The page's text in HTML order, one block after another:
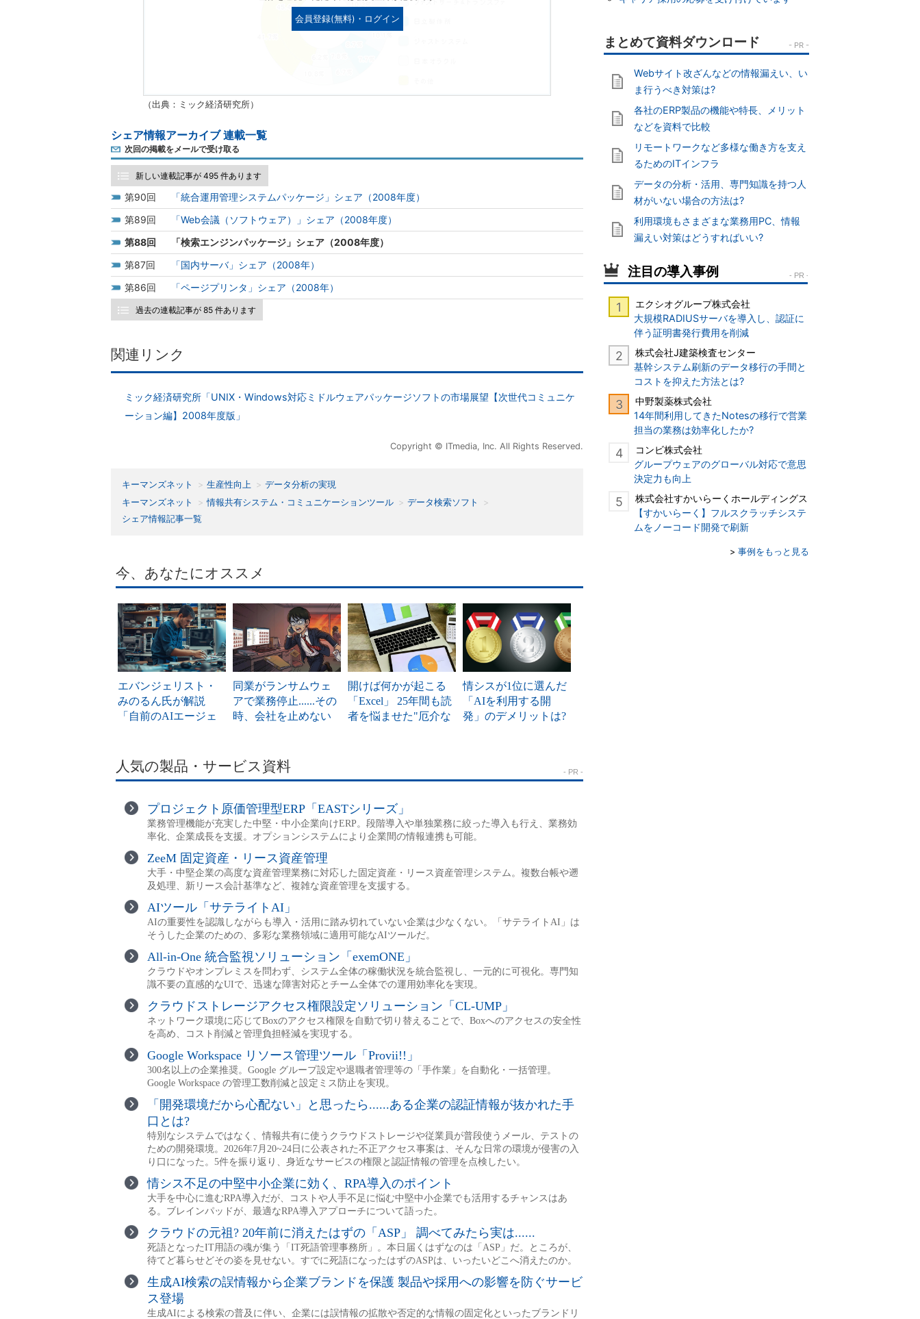
会員登録(無料)・ログイン
（出典：ミック経済研究所）
シェア情報アーカイブ 連載一覧
次回の掲載をメールで受け取る
新しい連載記事が 495 件あります
90
「統合運用管理システムパッケージ」シェア（2008年度）
89
「Web会議（ソフトウェア）」シェア（2008年度）
88
「検索エンジンパッケージ」シェア（2008年度）
87
「国内サーバ」シェア（2008年）
86
「ページプリンタ」シェア（2008年）
過去の連載記事が 85 件あります
関連リンク
ミック経済研究所「UNIX・Windows対応ミドルウェアパッケージソフトの市場展望【次世代コミュニケ
ーション編】2008年度版」
Copyright © ITmedia, Inc. All Rights Reserved.
キーマンズネット 生産性向上
データ分析の実現
キーマンズネット
情報共有システム・コミュニケーションツール
データ検索ソフト
シェア情報記事一覧
Webサイト改ざんなどの情報漏えい、い
ま行うべき対策は?
各社のERP製品の機能や特長、メリット
などを資料で比較
リモートワークなど多様な働き方を支え
るためのITインフラ
データの分析・活用、専門知識を持つ人
材がいない場合の方法は?
利用環境もさまざまな業務用PC、情報
漏えい対策はどうすればいい?